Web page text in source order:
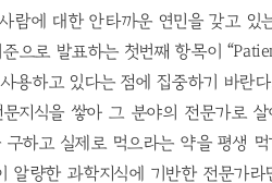
람에 대한 안타까운 연민을 갖고 있
으로 발표하는 첫번째 항목이
용하고 있다는 점에 집중하기 바란
지식을 쌓아 그 분야의 전문가로 살
하고 실제로 먹으라는 약을 평생 먹
량한 과학지식에 기반한 전문가라